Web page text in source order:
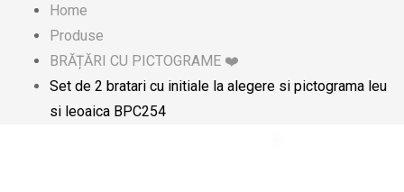
Home
Produse
BRĂȚĂRI CU PICTOGRAME ❤️
Set de 2 bratari cu initiale la alegere si pictograma leu
si leoaica BPC254